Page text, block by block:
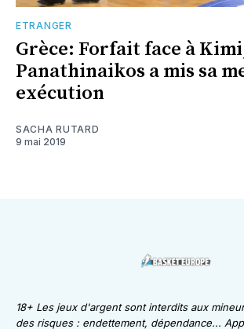
ETRANGER
Grèce: Forfait face à
Panathinaikos a mis sa
exécution
SACHA RUTARD
9 mai 2019
18+ Les jeux d'argent sont interdits aux
des risques : endettement, dépendance...